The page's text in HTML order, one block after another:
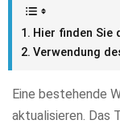
Hier finden Sie
Verwendung
Eine bestehende
aktualisieren. Das